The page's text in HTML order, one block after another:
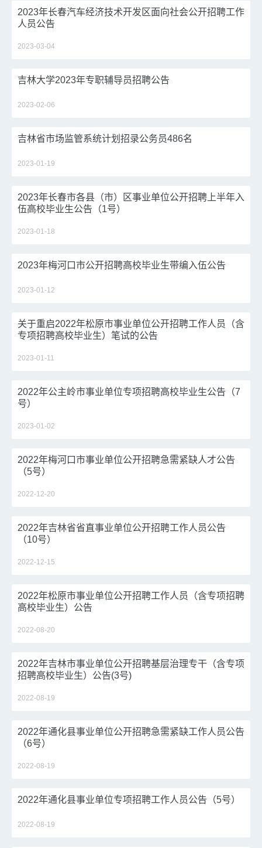
2023年长春汽车经济技术开发区面向社会公开招聘工作
人员公告
2023-03-04
吉林大学2023年专职辅导员招聘公告
2023-02-06
吉林省市场监管系统计划招录公务员486名
2023-01-19
2023年长春市各县（市）区事业单位公开招聘上半年入
伍高校毕业生公告（1号）
2023-01-18
2023年梅河口市公开招聘高校毕业生带编入伍公告
2023-01-12
关于重启2022年松原市事业单位公开招聘工作人员（含
专项招聘高校毕业生）笔试的公告
2023-01-11
2022年公主岭市事业单位专项招聘高校毕业生公告（7
号）
2023-01-02
2022年梅河口市事业单位公开招聘急需紧缺人才公告
（5号）
2022-12-20
2022年吉林省省直事业单位公开招聘工作人员公告
（10号）
2022-12-15
2022年松原市事业单位公开招聘工作人员（含专项招聘
高校毕业生）公告
2022-08-20
2022年吉林市事业单位公开招聘基层治理专干（含专项
招聘高校毕业生）公告(3号)
2022-08-19
2022年通化县事业单位公开招聘急需紧缺工作人员公告
（6号）
2022-08-19
2022年通化县事业单位专项招聘工作人员公告（5号）
2022-08-19